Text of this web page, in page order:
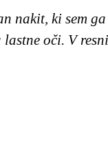
nakit, ki sem
oči. V